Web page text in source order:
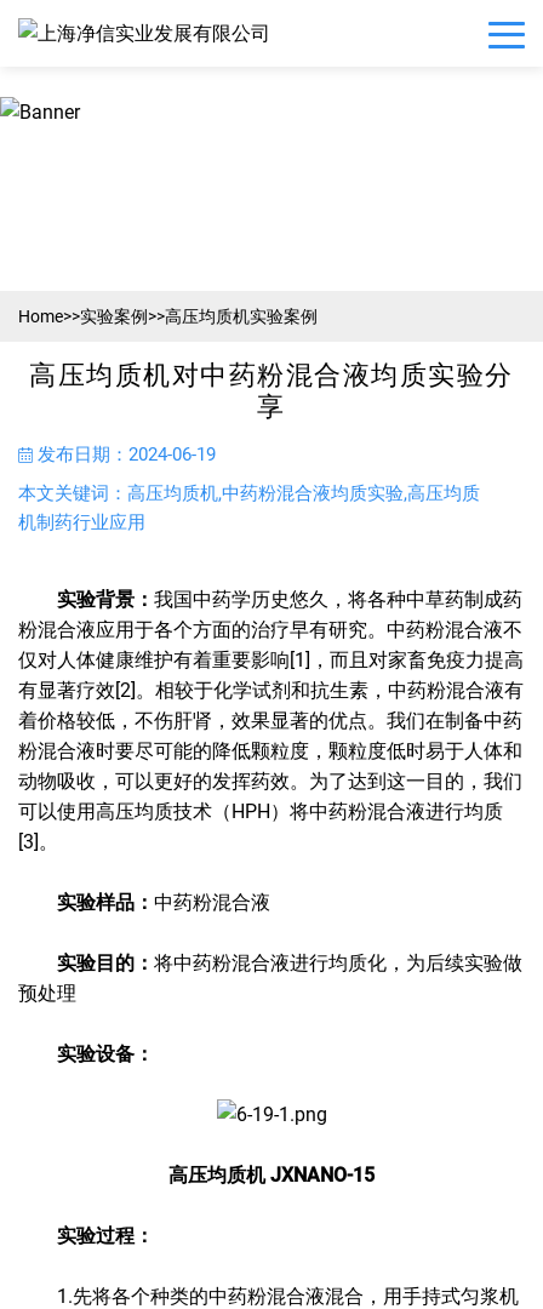
Home>>实验案例 >>高压均质机实验案例
高压均质机对中药粉混合液均质实验分
享
发布日期：2024-06-19
本文关键词：高压均质机,中药粉混合液均质实验,高压均质
机制药行业应用
实验背景： 我国中药学历史悠久，将各种中草药制成药
粉混合液应用于各个方面的治疗早有研究。中药粉混合液不
仅对人体健康维护有着重要影响[1]，而且对家畜免疫力提高
有显著疗效[2]。相较于化学试剂和抗生素，中药粉混合液有
着价格较低，不伤肝肾，效果显著的优点。我们在制备中药
粉混合液时要尽可能的降低颗粒度，颗粒度低时易于人体和
动物吸收，可以更好的发挥药效。为了达到这一目的，我们
可以使用高压均质技术（HPH）将中药粉混合液进行均质
[3]。
实验样品： 中药粉混合液
实验目的： 将中药粉混合液进行均质化，为后续实验做
预处理
实验设备：
高压均质机 JXNANO-15
实验过程：
1.先将各个种类的中药粉混合液混合，用手持式匀浆机